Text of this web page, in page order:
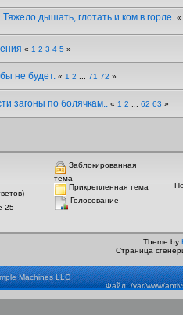
дышать, глотать и ком в горле. «
« 1 2 3 4 5 »
не будет. « 1 2 71 72 »
загоны по болячкам.. « 1 2 62 63 »
25
Заблокированная
тема
Прикрепленная тема
Голосование
Theme by
Страница
Machines LLC
Файл: /var/www/